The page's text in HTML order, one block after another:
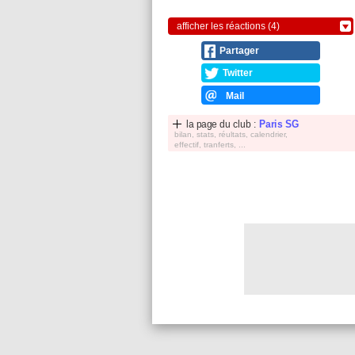
afficher les réactions (4)
Partager
Twitter
Mail
la page du club : Paris SG
bilan, stats, réultats, calendrier,
effectif, tranferts, ...